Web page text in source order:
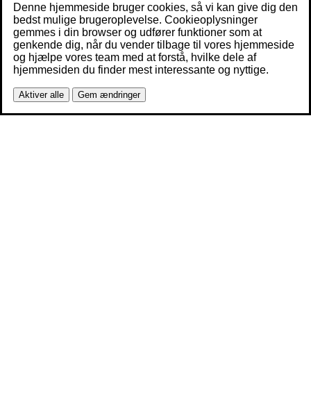
Denne hjemmeside bruger cookies, så vi kan give dig den
bedst mulige brugeroplevelse. Cookieoplysninger
gemmes i din browser og udfører funktioner som at
genkende dig, når du vender tilbage til vores hjemmeside
og hjælpe vores team med at forstå, hvilke dele af
hjemmesiden du finder mest interessante og nyttige.
Aktiver alle Gem ændringer